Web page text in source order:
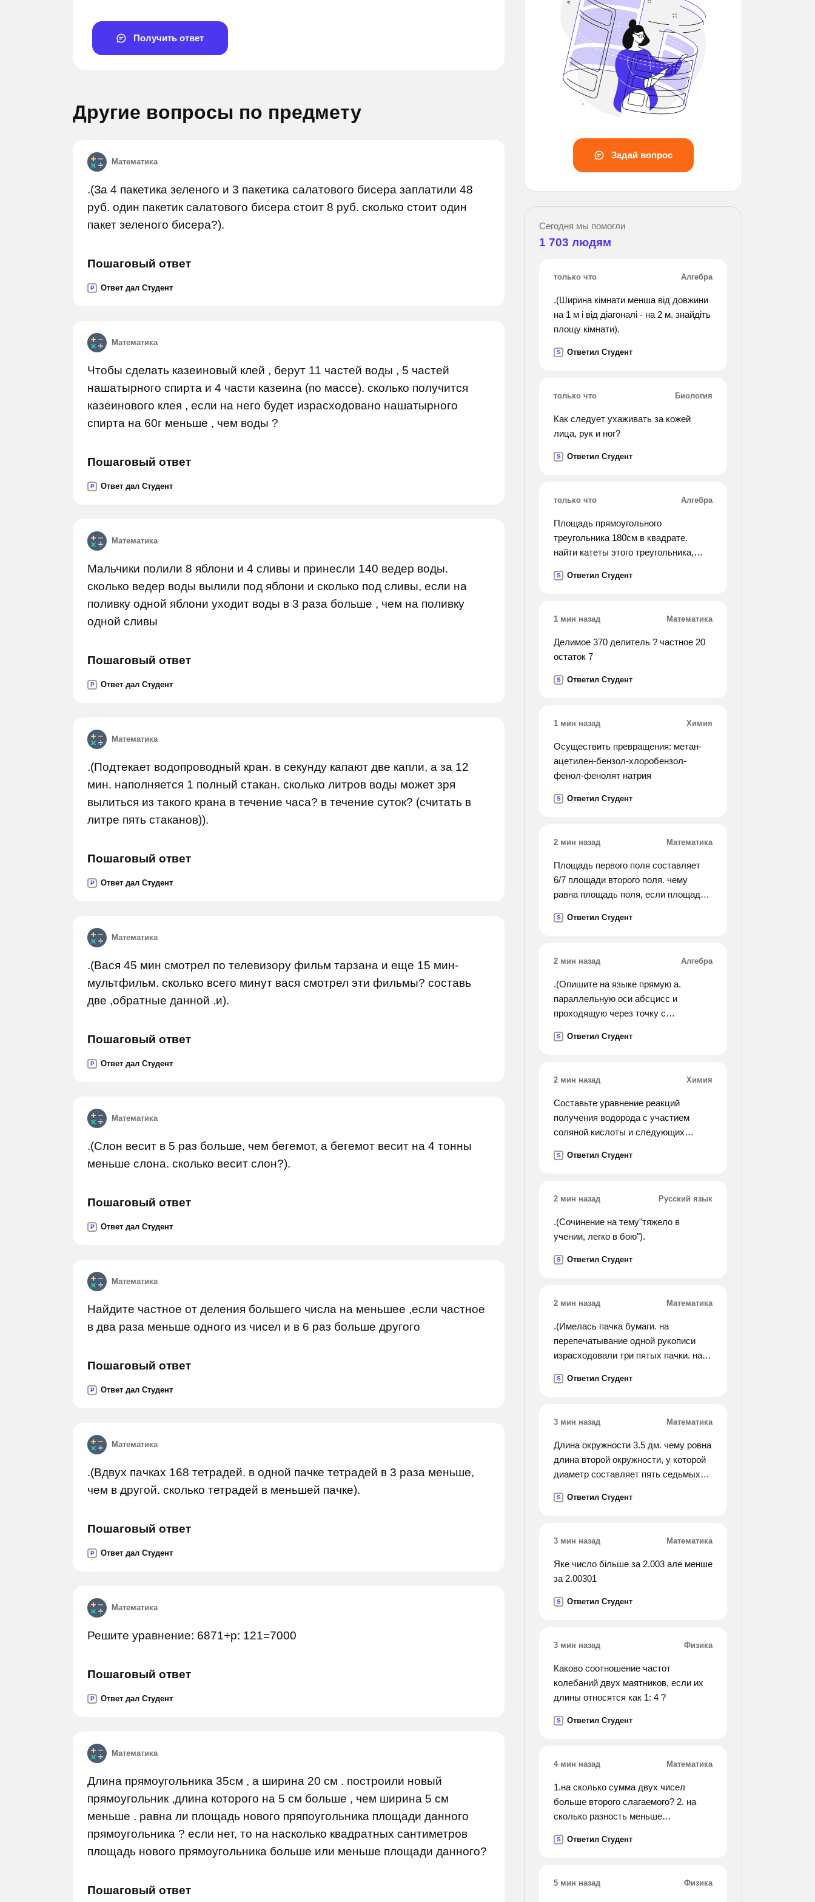
Получить ответ
Другие вопросы по предмету
Математика
.(За 4 пакетика зеленого и 3 пакетика салатового бисера заплатили 48
руб. один пакетик салатового бисера стоит 8 руб. сколько стоит один
пакет зеленого бисера?).
Пошаговый ответ
P Ответ дал Студент
Математика
Чтобы сделать казеиновый клей , берут 11 частей воды , 5 частей
нашатырного спирта и 4 части казеина (по массе). сколько получится
казеинового клея , если на него будет израсходовано нашатырного
спирта на 60г меньше , чем воды ?
Пошаговый ответ
P Ответ дал Студент
Математика
Мальчики полили 8 яблони и 4 сливы и принесли 140 ведер воды.
сколько ведер воды вылили под яблони и сколько под сливы, если на
поливку одной яблони уходит воды в 3 раза больше , чем на поливку
одной сливы
Пошаговый ответ
P Ответ дал Студент
Математика
.(Подтекает водопроводный кран. в секунду капают две капли, а за 12
мин. наполняется 1 полный стакан. сколько литров воды может зря
вылиться из такого крана в течение часа? в течение суток? (считать в
литре пять стаканов)).
Пошаговый ответ
P Ответ дал Студент
Математика
.(Вася 45 мин смотрел по телевизору фильм тарзана и еще 15 мин-
мультфильм. сколько всего минут вася смотрел эти фильмы? составь
две ,обратные данной .и).
Пошаговый ответ
P Ответ дал Студент
Математика
.(Слон весит в 5 раз больше, чем бегемот, а бегемот весит на 4 тонны
меньше слона. сколько весит слон?).
Пошаговый ответ
P Ответ дал Студент
Математика
Найдите частное от деления большего числа на меньшее ,если частное
в два раза меньше одного из чисел и в 6 раз больше другого
Пошаговый ответ
P Ответ дал Студент
Математика
.(Вдвух пачках 168 тетрадей. в одной пачке тетрадей в 3 раза меньше,
чем в другой. сколько тетрадей в меньшей пачке).
Пошаговый ответ
P Ответ дал Студент
Математика
Решите уравнение: 6871+p: 121=7000
Пошаговый ответ
P Ответ дал Студент
Математика
Длина прямоугольника 35см , а ширина 20 см . построили новый
прямоугольник ,длина которого на 5 см больше , чем ширина 5 см
меньше . равна ли площадь нового пряпоугольника площади данного
прямоугольника ? если нет, то на насколько квадратных сантиметров
площадь нового прямоугольника больше или меньше площади данного?
Пошаговый ответ
Сегодня мы помогли
1 703 людям
только что Алгебра
.(Ширина кімнати менша від довжини
на 1 м і від діагоналі - на 2 м. знайдіть
площу кімнати).
S Ответил Студент
только что Биология
Как следует ухаживать за кожей
лица, рук и ног?
S Ответил Студент
только что Алгебра
Площадь прямоугольного
треугольника 180см в квадрате.
найти катеты этого треугольника,
31см
S Ответил Студент
1 мин назад Математика
Делимое 370 делитель ? частное 20
остаток 7
S Ответил Студент
1 мин назад Химия
Осуществить превращения: метан-
ацетилен-бензол-хлоробензол-
фенол-фенолят натрия
S Ответил Студент
2 мин назад Математика
Площадь первого поля составляет
6/7 площади второго поля. чему
равна площадь поля, если площадь
S Ответил Студент
2 мин назад Алгебра
.(Опишите на языке прямую а.
параллельную оси абсцисс и
проходящую через точку с
перпендикулярную оси абсцисс и
S Ответил Студент
2 мин назад Химия
Составьте уравнение реакций
получения водорода с участием
соляной кислоты и следующих
S Ответил Студент
2 мин назад Русский язык
.(Сочинение на тему"тяжело в
учении, легко в бою").
S Ответил Студент
2 мин назад Математика
.(Имелась пачка бумаги. на
перепечатывание одной рукописи
израсходовали три пятых пачки. на
ушло 0,8 остатка. сколько листов
рукописей в
ней осталось 40 листов?).
S Ответил Студент
3 мин назад Математика
Длина окружности 3.5 дм. чему ровна
длина второй окружности, у которой
диаметр составляет пять седьмых
S Ответил Студент
3 мин назад Математика
Яке число більше за 2.003 але менше
за 2.00301
S Ответил Студент
3 мин назад Физика
Каково соотношение частот
колебаний двух маятников, если их
длины относятся как 1: 4 ?
S Ответил Студент
4 мин назад Математика
1.на сколько сумма двух чисел
больше второго слагаемого? 2. на
сколько разность меньше
в корзине было 14 пирошков с
больше, чем
S Ответил Студент
5 мин назад Физика